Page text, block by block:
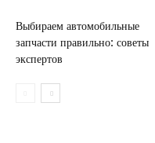
Выбираем автомобильные
запчасти правильно: советы
экспертов